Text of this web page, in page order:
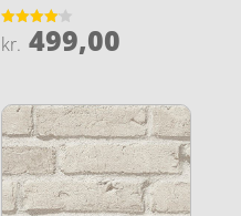
Vurderet
4.1
kr. 499,00